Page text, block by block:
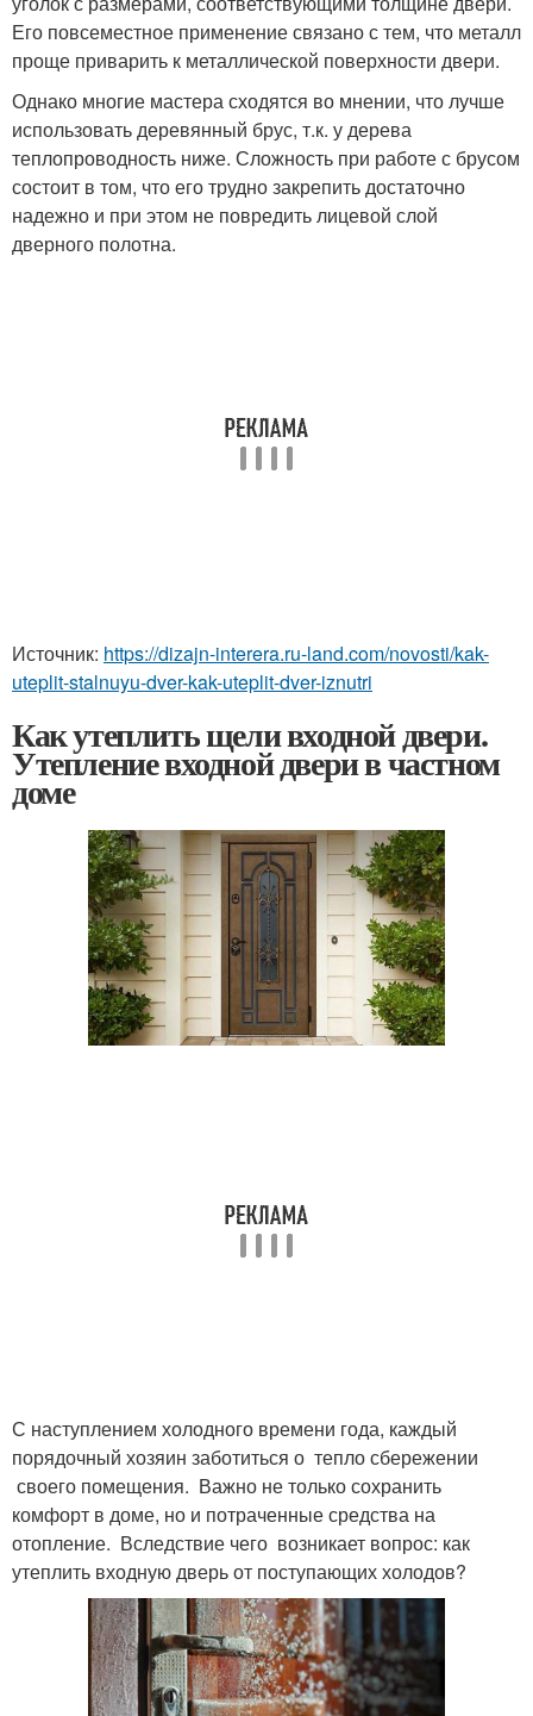
Его повсеместное применение связано с тем, что металл
проще приварить к металлической поверхности двери.
Однако многие мастера сходятся во мнении, что лучше
использовать деревянный брус, т.к. у дерева
теплопроводность ниже. Сложность при работе с брусом
состоит в том, что его трудно закрепить достаточно
надежно и при этом не повредить лицевой слой
дверного полотна.
Источник: https://dizajn-interera.ru-land.com/novosti/kak-
uteplit-stalnuyu-dver-kak-uteplit-dver-iznutri
Как утеплить щели входной двери.
Утепление входной двери в частном
доме
С наступлением холодного времени года, каждый
порядочный хозяин заботиться о тепло сбережении
своего помещения. Важно не только сохранить
комфорт в доме, но и потраченные средства на
отопление. Вследствие чего возникает вопрос: как
утеплить входную дверь от поступающих холодов?